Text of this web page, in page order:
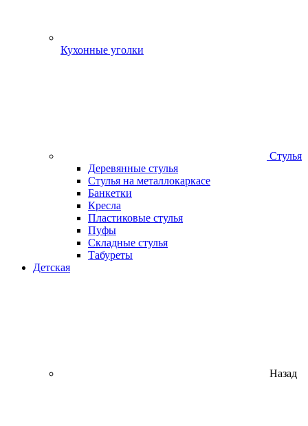
Кухонные уголки
Стулья
Деревянные стулья
Стулья на металлокаркасе
Банкетки
Кресла
Пластиковые стулья
Пуфы
Складные стулья
Табуреты
Детская
Назад